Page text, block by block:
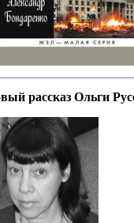
рассказ Ольги